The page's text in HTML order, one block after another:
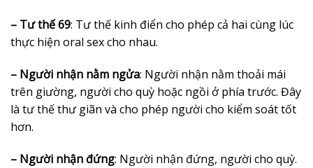
– Tư thế 69: Tư thế kinh điển cho phép cả hai cùng lúc
thực hiện oral sex cho nhau.
– Người nhận nằm ngửa: Người nhận nằm thoải mái
trên giường, người cho quỳ hoặc ngồi ở phía trước. Đây
là tư thế thư giãn và cho phép người cho kiểm soát tốt
hơn.
– Người nhận đứng: Người nhận đứng, người cho quỳ.